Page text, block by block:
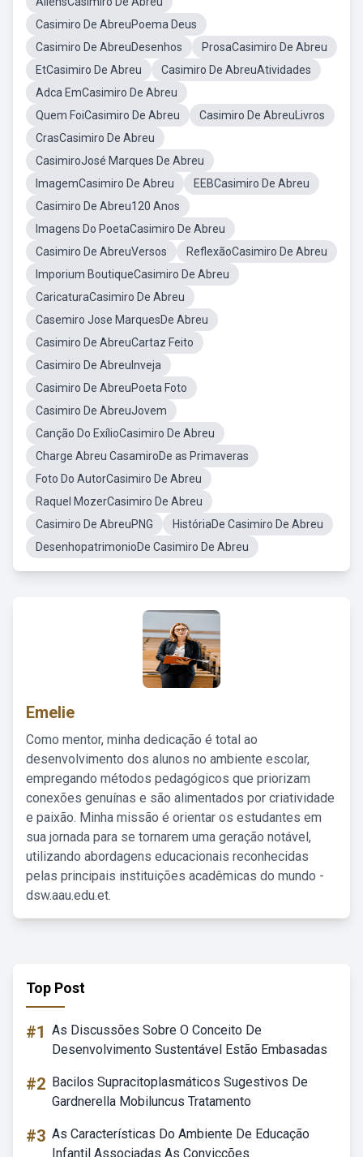
Casimiro De AbreuPoema Deus
Casimiro De AbreuDesenhos
ProsaCasimiro De Abreu
EtCasimiro De Abreu
Casimiro De AbreuAtividades
Adca EmCasimiro De Abreu
Quem FoiCasimiro De Abreu
Casimiro De AbreuLivros
CrasCasimiro De Abreu
CasimiroJosé Marques De Abreu
ImagemCasimiro De Abreu
EEBCasimiro De Abreu
Casimiro De Abreu120 Anos
Imagens Do PoetaCasimiro De Abreu
Casimiro De AbreuVersos
ReflexãoCasimiro De Abreu
Imporium BoutiqueCasimiro De Abreu
CaricaturaCasimiro De Abreu
Casemiro Jose MarquesDe Abreu
Casimiro De AbreuCartaz Feito
Casimiro De AbreuInveja
Casimiro De AbreuPoeta Foto
Casimiro De AbreuJovem
Canção Do ExílioCasimiro De Abreu
Charge Abreu CasamiroDe as Primaveras
Foto Do AutorCasimiro De Abreu
Raquel MozerCasimiro De Abreu
Casimiro De AbreuPNG
HistóriaDe Casimiro De Abreu
DesenhopatrimonioDe Casimiro De Abreu
Emelie
Como mentor, minha dedicação é total ao
desenvolvimento dos alunos no ambiente escolar,
empregando métodos pedagógicos que priorizam
conexões genuínas e são alimentados por criatividade
e paixão. Minha missão é orientar os estudantes em
sua jornada para se tornarem uma geração notável,
utilizando abordagens educacionais reconhecidas
pelas principais instituições acadêmicas do mundo -
dsw.aau.edu.et.
Top Post
#1 As Discussões Sobre O Conceito De
Desenvolvimento Sustentável Estão Embasadas
#2 Bacilos Supracitoplasmáticos Sugestivos De
Gardnerella Mobiluncus Tratamento
#3 As Características Do Ambiente De Educação
Infantil Associadas As Convicções